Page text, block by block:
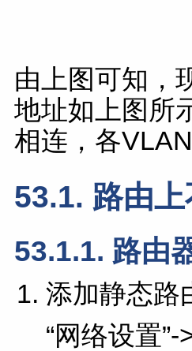
由上图可知，
地址如上图所
相连，各
53.1. 路由
53.1.1. 路由
添加静态路
“网络设置